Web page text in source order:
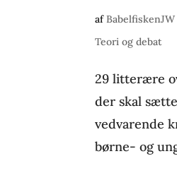
afBabelfiskenJW
Teori og debat
29 litterære
der skal
vedvarende
børne- og